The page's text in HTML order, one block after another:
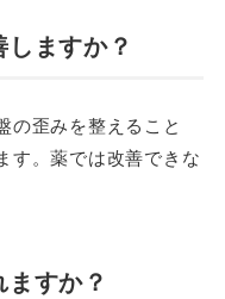
ますか？
の歪みを整えること
す。薬では改善できな
すか？